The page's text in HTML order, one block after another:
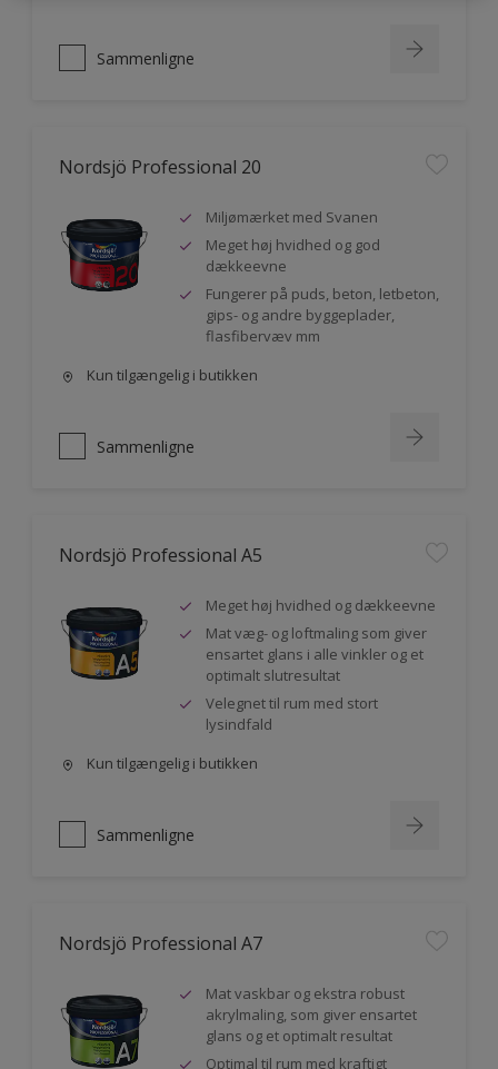
Sammenligne
Nordsjö Professional 20
Miljømærket med Svanen
Meget høj hvidhed og god
dækkeevne
Fungerer på puds, beton, letbeton,
gips- og andre byggeplader,
flasfibervæv mm
Kun tilgængelig i butikken
Sammenligne
Nordsjö Professional A5
Meget høj hvidhed og dækkeevne
Mat væg- og loftmaling som giver
ensartet glans i alle vinkler og et
optimalt slutresultat
Velegnet til rum med stort
lysindfald
Kun tilgængelig i butikken
Sammenligne
Nordsjö Professional A7
Mat vaskbar og ekstra robust
akrylmaling, som giver ensartet
glans og et optimalt resultat
Optimal til rum med kraftigt